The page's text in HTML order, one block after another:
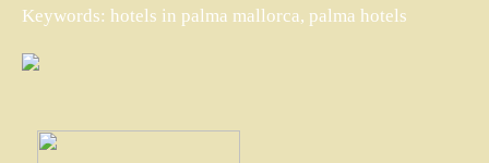
Keywords: hotels in palma mallorca, palma hotels